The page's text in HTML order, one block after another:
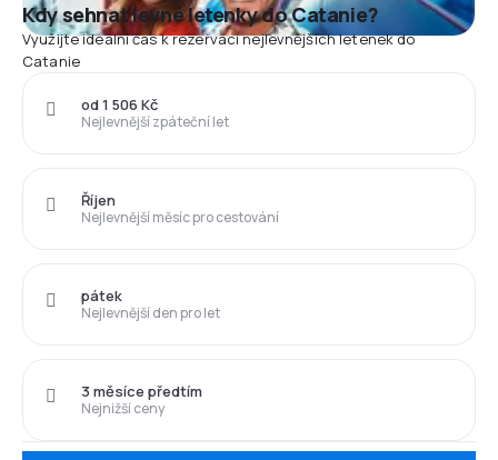
Kdy sehnat levné letenky do Catanie?
Využijte ideální čas k rezervaci nejlevnějších letenek do
Catanie
Nejlevnější zpáteční let
od 1 506 Kč
Nejlevnější měsíc pro cestování
Říjen
Nejlevnější den pro let
pátek
Nejnižší ceny
3 měsíce předtím